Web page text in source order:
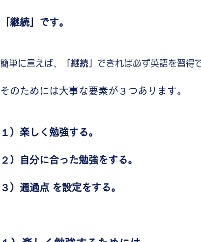
「継続」です。
簡単に言えば、 「継続」 できれば必ず英語を習得
そのためには大事な要素が３つあります。
１）楽しく勉強する。
２）自分に合った勉強をする。
３）通過点 を設定をする。